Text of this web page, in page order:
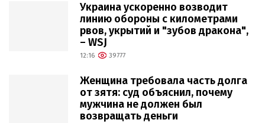
Украина ускоренно возводит
линию обороны с километрами
рвов, укрытий и "зубов дракона",
– WSJ
12:16 39777
Женщина требовала часть долга
от зятя: суд объяснил, почему
мужчина не должен был
возвращать деньги